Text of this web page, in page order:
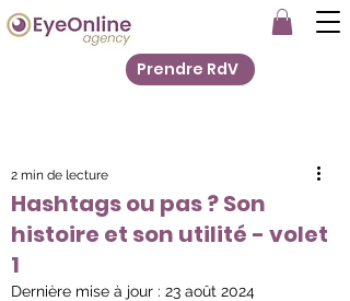
Prendre RdV
Hashtags ou pas ? Son
histoire et son utilité - volet
1
2 min de lecture
Dernière mise à jour : 23 août 2024